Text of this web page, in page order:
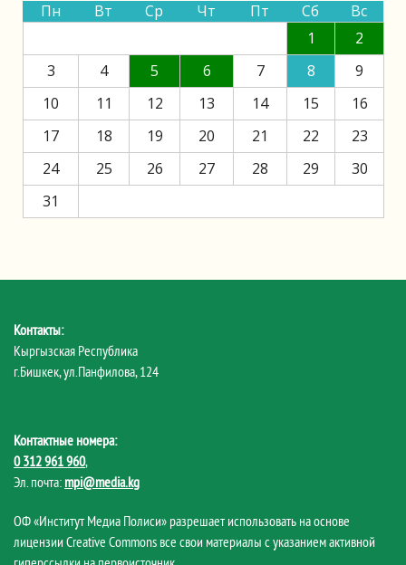
Пн Вт Ср Чт Пт Сб
Вс
1
2
3
4 5 6 7 8
9
10
11 12 13 14 15
16
17
18 19 20 21 22
23
24
25 26 27 28 29
30
31
Контакты:
Кыргызская Республика
г.Бишкек, ул.Панфилова, 124
Контактные номера:
0 312 961 960,
Эл. почта: mpi@media.kg
ОФ «Институт Медиа Полиси» разрешает использовать на основе
лицензии Creative Commons все свои материалы с указанием активной